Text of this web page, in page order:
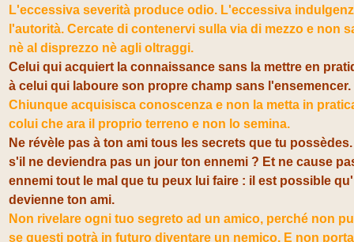
L'eccessiva severità produce odio. L'eccessiva
l'autorità. Cercate di contenervi sulla via di mezzo e non
nè al disprezzo nè agli oltraggi.
Celui qui acquiert la connaissance sans la mettre en
à celui qui laboure son propre champ sans l'ensemencer.
Chiunque acquisisca conoscenza e non la metta in
colui che ara il proprio terreno e non lo semina.
Ne révèle pas à ton ami tous les secrets que tu
s'il ne deviendra pas un jour ton ennemi ? Et ne cause
ennemi tout le mal que tu peux lui faire : il est possible
devienne ton ami.
Non rivelare ogni tuo segreto ad un amico, perché non
se questi potrà in futuro diventare un nemico. E non